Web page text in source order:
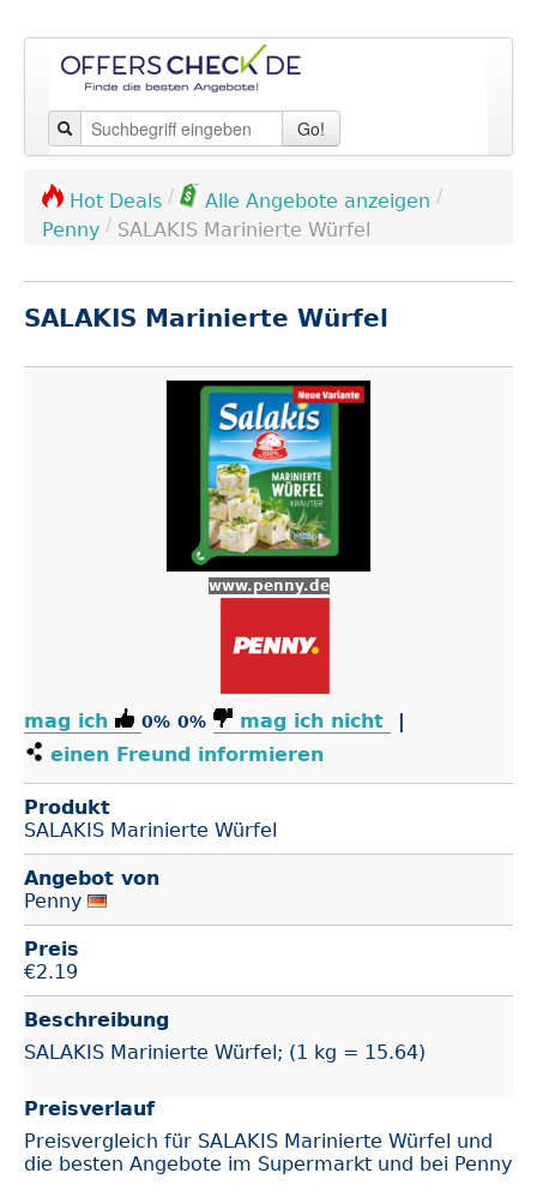
Go!
Hot Deals / Alle Angebote anzeigen /
Penny / SALAKIS Marinierte Würfel
SALAKIS Marinierte Würfel
www.penny.de
mag ich 0% 0% mag ich nicht
einen Freund informieren
Produkt
SALAKIS Marinierte Würfel
Angebot von
Penny
Preis
€2.19
Beschreibung
SALAKIS Marinierte Würfel; (1 kg = 15.64)
Preisverlauf
Preisvergleich für SALAKIS Marinierte Würfel und
die besten Angebote im Supermarkt und bei Penny